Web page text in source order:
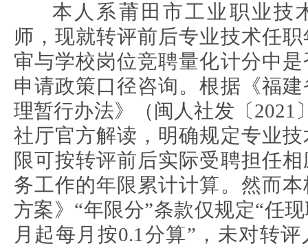
本人系莆田市工业职业技
师，现就转评前后专业技术任
审与学校岗位竞聘量化计分中
申请政策口径咨询。根据《福
理暂行办法》（闽人社发〔2021
社厅官方解读，明确规定专业
限可按转评前后实际受聘担任
务工作的年限累计计算。然而
方案》“年限分”条款仅规定“任
月起每月按0.1分算”，未对转